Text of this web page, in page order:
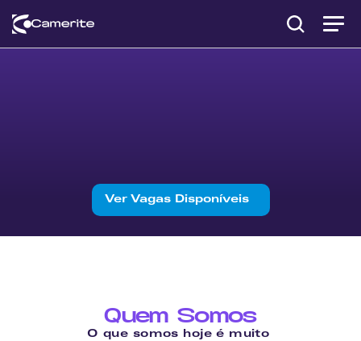
Ver Vagas Disponíveis
Quem Somos
O que somos hoje é muito